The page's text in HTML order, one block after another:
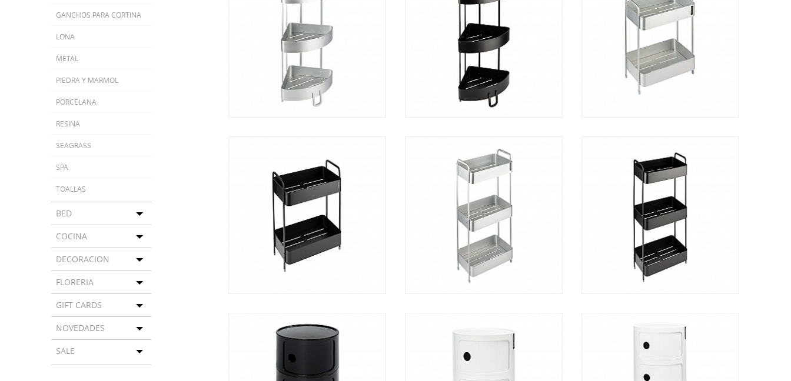
GANCHOS PARA CORTINA
LONA
METAL
PIEDRA Y MARMOL
PORCELANA
RESINA
SEAGRASS
SPA
TOALLAS
BED Toggle menu
COCINA Toggle menu
DECORACION Toggle menu
FLORERIA Toggle menu
GIFT CARDS Toggle menu
NOVEDADES Toggle menu
SALE Toggle menu